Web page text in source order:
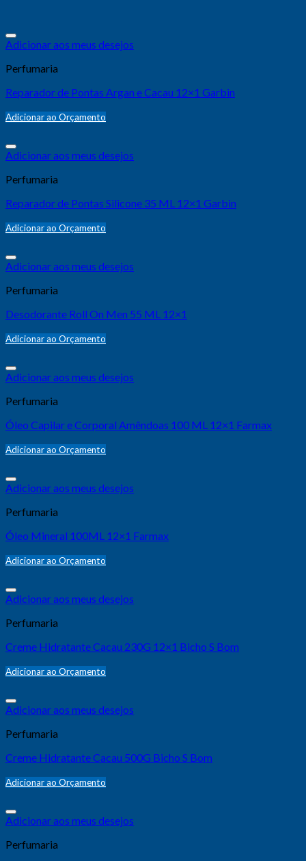
Adicionar aos meus desejos
Perfumaria
Reparador de Pontas Argan e Cacau 12×1 Garbin
Adicionar ao Orçamento
Adicionar aos meus desejos
Perfumaria
Reparador de Pontas Silicone 35 ML 12×1 Garbin
Adicionar ao Orçamento
Adicionar aos meus desejos
Perfumaria
Desodorante Roll On Men 55 ML 12×1
Adicionar ao Orçamento
Adicionar aos meus desejos
Perfumaria
Óleo Capilar e Corporal Amêndoas 100 ML 12×1 Farmax
Adicionar ao Orçamento
Adicionar aos meus desejos
Perfumaria
Óleo Mineral 100ML 12×1 Farmax
Adicionar ao Orçamento
Adicionar aos meus desejos
Perfumaria
Creme Hidratante Cacau 230G 12×1 Bicho S Bom
Adicionar ao Orçamento
Adicionar aos meus desejos
Perfumaria
Creme Hidratante Cacau 500G Bicho S Bom
Adicionar ao Orçamento
Adicionar aos meus desejos
Perfumaria